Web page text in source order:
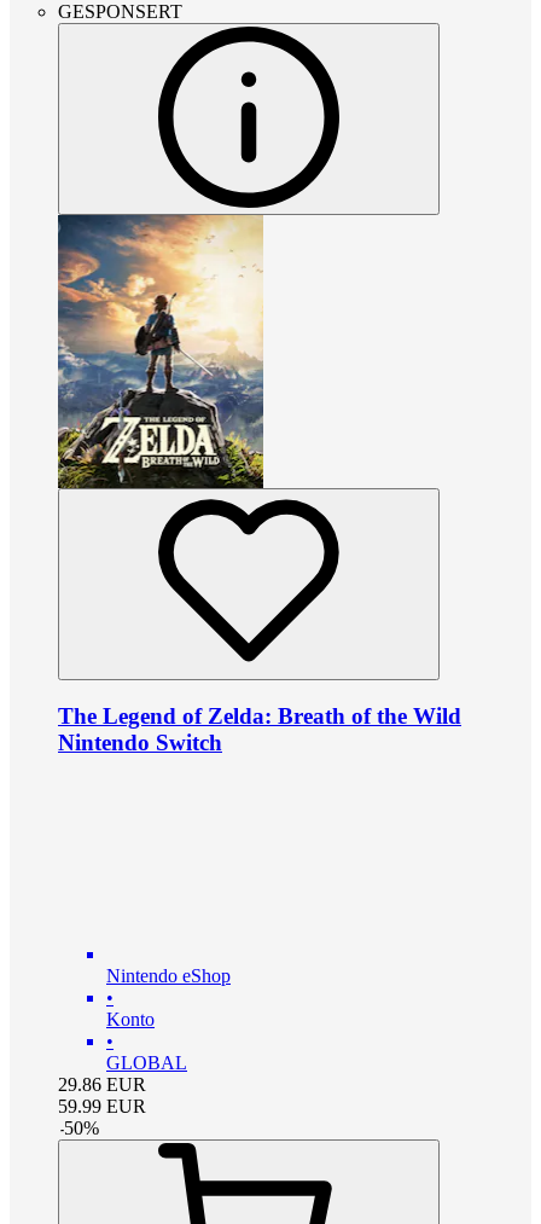
GESPONSERT
The Legend of Zelda: Breath of the Wild
Nintendo Switch
Nintendo eShop
•
Konto
•
GLOBAL
29.86 EUR
59.99 EUR
-50%